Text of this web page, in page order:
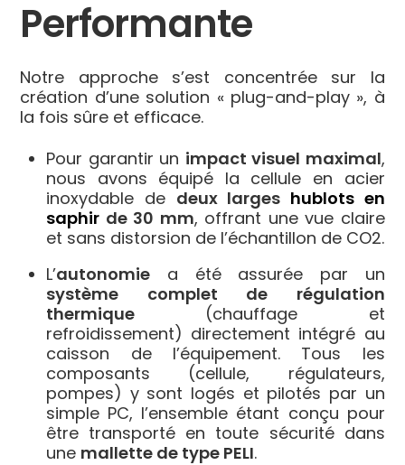
Performante
Notre approche s’est concentrée sur la
création d’une solution « plug-and-play », à
la fois sûre et efficace.
Pour garantir un impact visuel maximal,
nous avons équipé la cellule en acier
inoxydable de deux larges hublots en
saphir de 30 mm, offrant une vue claire
et sans distorsion de l’échantillon de CO2.
L’autonomie a été assurée par un
système complet de régulation
thermique (chauffage et
refroidissement) directement intégré au
caisson de l’équipement. Tous les
composants (cellule, régulateurs,
pompes) y sont logés et pilotés par un
simple PC, l’ensemble étant conçu pour
être transporté en toute sécurité dans
une mallette de type PELI.